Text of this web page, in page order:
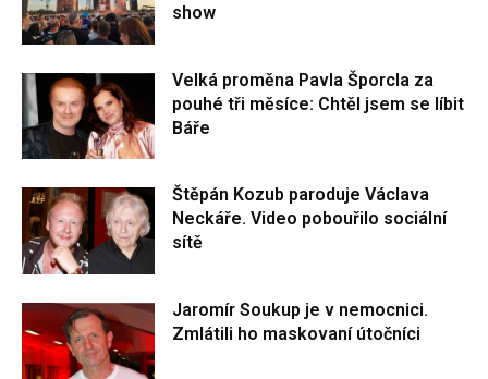
show
Velká proměna Pavla Šporcla za
pouhé tři měsíce: Chtěl jsem se líbit
Báře
Štěpán Kozub paroduje Václava
Neckáře. Video pobouřilo sociální
sítě
Jaromír Soukup je v nemocnici.
Zmlátili ho maskovaní útočníci